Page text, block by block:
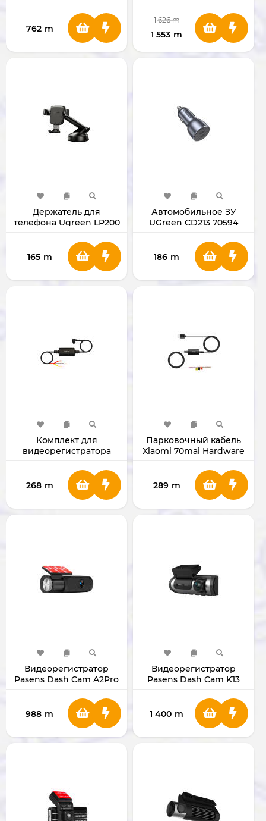
762 m
1 626 m
1 553 m
Держатель для
телефона Ugreen LP200
165 m
Автомобильное ЗУ
UGreen CD213 70594
186 m
Комплект для
видеорегистратора
microUSB
268 m
Парковочный кабель
Xiaomi 70mai Hardware
289 m
Видеорегистратор
Pasens Dash Cam A2Pro
988 m
Видеорегистратор
Pasens Dash Cam K13
1 400 m